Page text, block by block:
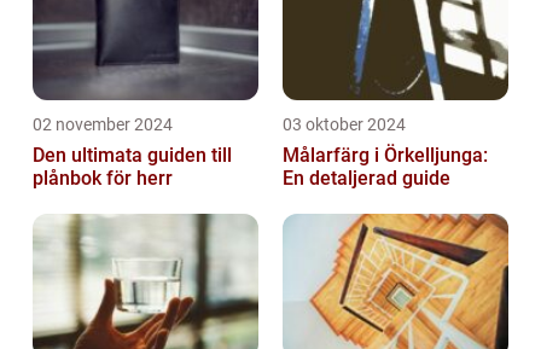
02 november 2024
Den ultimata guiden till
plånbok för herr
03 oktober 2024
Målarfärg i Örkelljunga:
En detaljerad guide